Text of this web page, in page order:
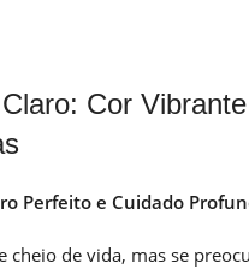
Cor
Perfeito e Cuidado
de vida, mas se